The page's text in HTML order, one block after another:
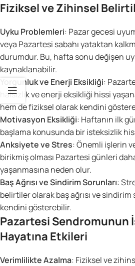
Fiziksel ve Zihinsel
Uyku Problemleri: Pazar gecesi
veya Pazartesi sabahı yataktan
durumdur. Bu, hafta sonu değişen
kaynaklanabilir.
Yorgunluk ve Enerji Eksikliği:
halsizlik ve enerji eksikliği hissi
hem de fiziksel olarak kendini
Motivasyon Eksikliği: Haftanın ilk
başlama konusunda bir isteksizlik
Anksiyete ve Stres: Önemli işlerin
birikmiş olması Pazartesi günleri
yaşanmasına neden olur.
Baş Ağrısı ve Sindirim Sorunları:
belirtiler olarak baş ağrısı ve
kendini gösterebilir.
Pazartesi Sendromunun
Hayatına Etkileri
Verimlilikte Azalma: Fiziksel ve